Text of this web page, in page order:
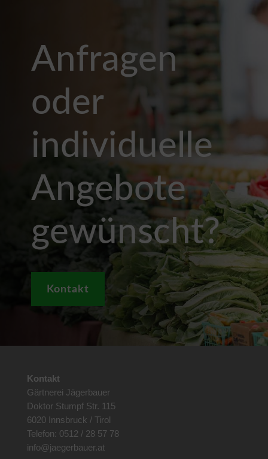
Anfragen
oder
individuelle
Angebote
gewünscht?
Kontakt
Kontakt
Gärtnerei Jägerbauer
Doktor Stumpf Str. 115
6020 Innsbruck / Tirol
Telefon: 0512 / 28 57 78
info@jaegerbauer.at